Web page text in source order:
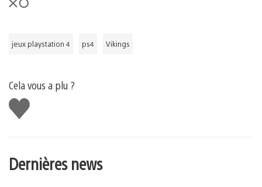
jeux playstation 4 ps4 Vikings
Cela vous a plu ?
J'aime
Dernières news